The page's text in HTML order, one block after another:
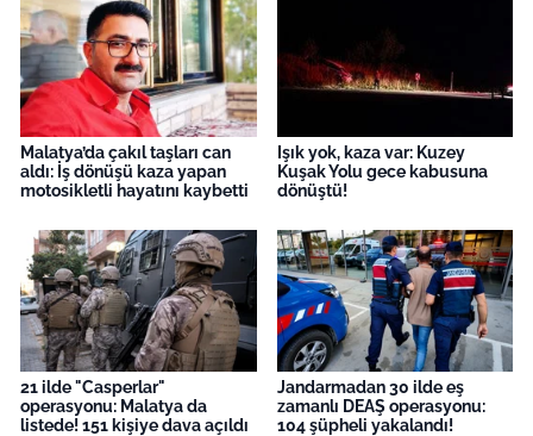
Malatya’da çakıl taşları can
aldı: İş dönüşü kaza yapan
motosikletli hayatını kaybetti
Işık yok, kaza var: Kuzey
Kuşak Yolu gece kabusuna
dönüştü!
21 ilde "Casperlar"
operasyonu: Malatya da
listede! 151 kişiye dava açıldı
Jandarmadan 30 ilde eş
zamanlı DEAŞ operasyonu:
104 şüpheli yakalandı!